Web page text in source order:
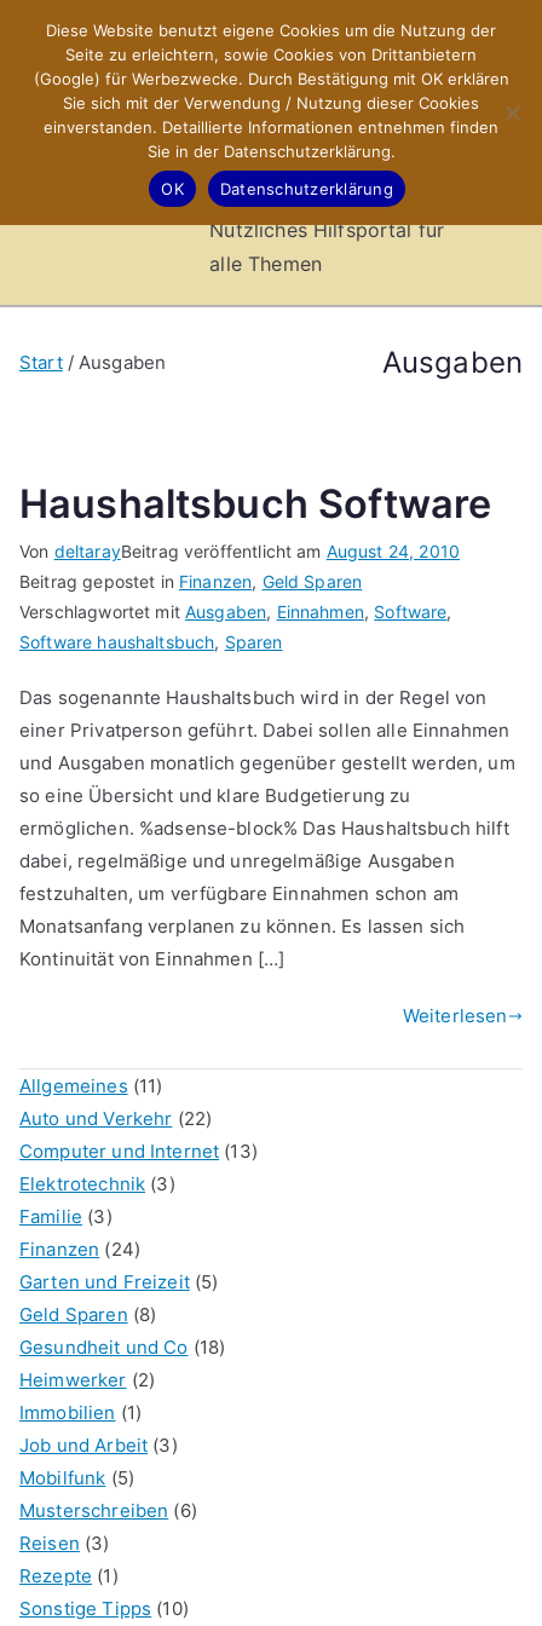
springen
X-Sites.de
–
Hilfsportal
Nützliches Hilfsportal für
alle Themen
Ausgaben
Start Ausgaben
Haushaltsbuch Software
Von deltarayBeitrag veröffentlicht am August 24, 2010
Beitrag gepostet in Finanzen, Geld Sparen
Verschlagwortet mitAusgaben, Einnahmen, Software,
Software haushaltsbuch, Sparen
Das sogenannte Haushaltsbuch wird in der Regel von
einer Privatperson geführt. Dabei sollen alle Einnahmen
und Ausgaben monatlich gegenüber gestellt werden, um
so eine Übersicht und klare Budgetierung zu
ermöglichen. %adsense-block% Das Haushaltsbuch hilft
dabei, regelmäßige und unregelmäßige Ausgaben
festzuhalten, um verfügbare Einnahmen schon am
Monatsanfang verplanen zu können. Es lassen sich
Kontinuität von Einnahmen […]
Weiterlesen
Allgemeines (11)
Auto und Verkehr (22)
Computer und Internet (13)
Elektrotechnik (3)
Familie (3)
Finanzen (24)
Garten und Freizeit(5)
Geld Sparen (8)
Gesundheit und Co (18)
Heimwerker (2)
Immobilien (1)
Job und Arbeit (3)
Mobilfunk (5)
Musterschreiben (6)
Reisen (3)
Rezepte (1)
Sonstige Tipps (10)
Diese Website benutzt eigene Cookies um die Nutzung der
Seite zu erleichtern, sowie Cookies von Drittanbietern
(Google) für Werbezwecke. Durch Bestätigung mit OK erklären
Sie sich mit der Verwendung / Nutzung dieser Cookies
einverstanden. Detaillierte Informationen entnehmen finden
Sie in der Datenschutzerklärung.
OK
Datenschutzerklärung